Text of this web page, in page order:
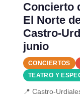
Concierto
El Norte
Castro-
junio
CONCIERTOS
TEATRO Y
📍 Castro-